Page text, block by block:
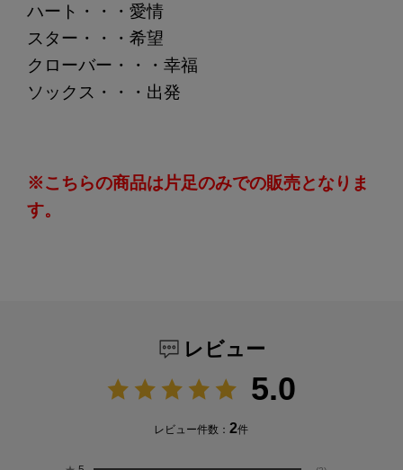
ハート・・・愛情
スター・・・希望
クローバー・・・幸福
ソックス・・・出発
※こちらの商品は片足のみでの販売となりま
す。
レビュー
5.0
レビュー件数：2件